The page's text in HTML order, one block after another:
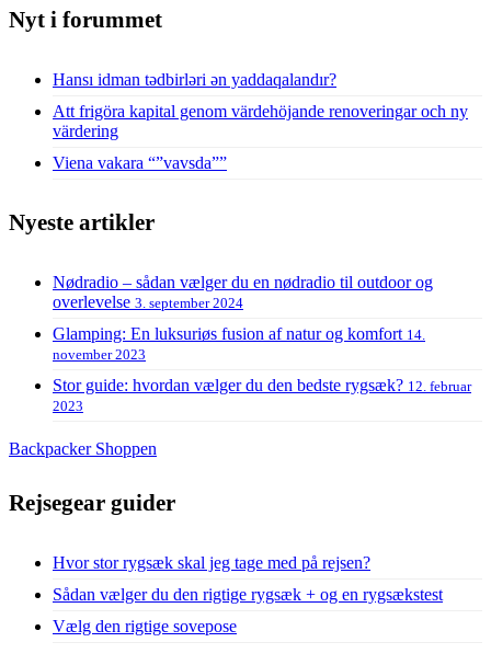
Nyt i forummet
Hansı idman tədbirləri ən yaddaqalandır?
Att frigöra kapital genom värdehöjande renoveringar och ny
värdering
Viena vakara “”vavsda””
Nyeste artikler
Nødradio – sådan vælger du en nødradio til outdoor og
overlevelse 3. september 2024
Glamping: En luksuriøs fusion af natur og komfort 14.
november 2023
Stor guide: hvordan vælger du den bedste rygsæk? 12. februar
2023
Backpacker Shoppen
Rejsegear guider
Hvor stor rygsæk skal jeg tage med på rejsen?
Sådan vælger du den rigtige rygsæk + og en rygsækstest
Vælg den rigtige sovepose